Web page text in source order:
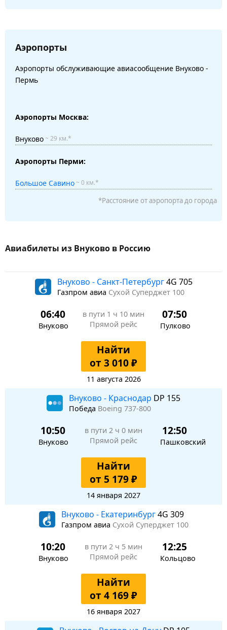
Аэропорты
Аэропорты обслуживающие авиасообщение Внуково -
Пермь
Аэропорты Москва:
Внуково~ 29 км.*
Аэропорты Перми:
Большое Савино~ 0 км.*
*Расстояние от аэропорта до города
Авиабилеты из Внуково в Россию
Внуково - Санкт-Петербург4G 705
Газпром авиа Сухой Суперджет 100
06:40
Внуково
в пути 1 ч 10 мин
Прямой рейс
07:50
Пулково
Найти
от 3 010 ₽
11 августа 2026
Внуково - Краснодар DP 155
Победа Boeing 737-800
10:50
Внуково
в пути 2 ч 0 мин
Прямой рейс
12:50
Пашковский
Найти
от 5 179 ₽
14 января 2027
Внуково - Екатеринбург4G 309
Газпром авиа Сухой Суперджет 100
10:20
Внуково
в пути 2 ч 5 мин
Прямой рейс
12:25
Кольцово
Найти
от 4 169 ₽
16 января 2027